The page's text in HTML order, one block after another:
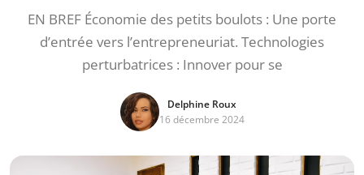
EN BREF Économie des petits boulots : Une porte
d’entrée vers l’entrepreneuriat. Technologies
perturbatrices : Innover pour se
Delphine Roux
16 décembre 2024